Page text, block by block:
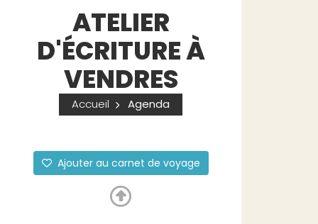
ATELIER
D'ÉCRITURE À
VENDRES
Accueil Agenda
Ajouter au carnet de voyage